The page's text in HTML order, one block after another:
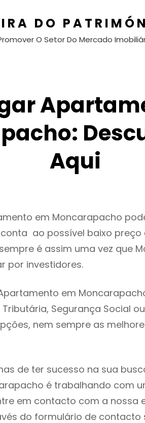
DO
O Setor Do Mercado
Aqui
em Moncarapacho
ao possível baixo
é assim uma vez que
por investidores.
em
Segurança Social
nem sempre as
de ter sucesso na sua
é trabalhando com
em contacto com a nossa
do formulário de contacto